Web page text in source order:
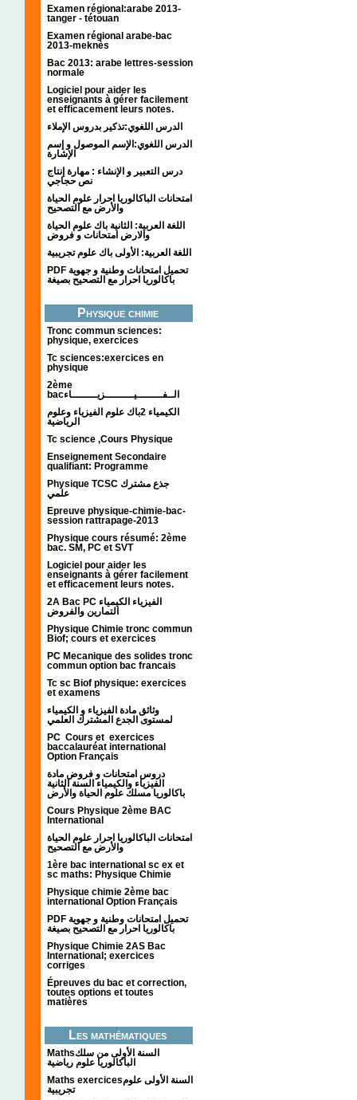
Examen régional:arabe 2013-
tanger - tétouan
Examen régional arabe-bac
2013-meknès
Bac 2013: arabe lettres-session
normale
Logiciel pour aider les
enseignants à gérer facilement
et efficacement leurs notes.
الدرس اللغوي:تذكير بدروس الإملاء
الدرس اللغوي:الإسم الموصول و إسم
الإشارة
درس التعبير و الإنشاء : مهارة إنتاج
نص حجاجي
امتحانات الباكالوريا احرار علوم الحياة
والأرض مع التصحيح
اللغة العربية: الثانية باك علوم الحياة
والارض امتحانات و فروض
اللغة العربية: الأولى باك علوم تجريبية
PDF تحميل امتحانات وطنية و جهوية
باكالوريا احرار مع التصحيح بصيغة
Physique chimie
Tronc commun sciences:
physique, exercices
Tc sciences:exercices en
physique
2ème
bacالــفــــــــيـــــــــزيــــــــاء
الكيمياء 2باك علوم الفيزياء وعلوم
الرياضية
Tc science ,Cours Physique
Enseignement Secondaire
qualifiant: Programme
Physique TCSC جذع مشترك
علمي
Epreuve physique-chimie-bac-
session rattrapage-2013
Physique cours résumé: 2ème
bac. SM, PC et SVT
Logiciel pour aider les
enseignants à gérer facilement
et efficacement leurs notes.
2A Bac PC الفيزياء الكيمياء
التمارين والفروض
Physique Chimie tronc commun
Biof; cours et exercices
PC Mecanique des solides tronc
commun option bac francais
Tc sc Biof physique: exercices
et examens
وثائق مادة الفيزياء و الكيمياء
PC Cours et exercices
baccalauréat international
Option Français
دروس امتحانات و فروض مادة
الفيزياء والكيمياء السنة الثانية
باكالوريا مسلك علوم الحياة والأرض
Cours Physique 2ème BAC
International
امتحانات الباكالوريا احرار علوم الحياة
والأرض مع التصحيح
1ère bac international sc ex et
sc maths: Physique Chimie
Physique chimie 2ème bac
international Option Français
PDF تحميل امتحانات وطنية و جهوية
باكالوريا احرار مع التصحيح بصيغة
Physique Chimie 2AS Bac
International; exercices
corriges
Épreuves du bac et correction,
toutes options et toutes
matières
Les mathématiques
Mathsالسنة الأولى من سلك
الباكالوريا علوم رياضية
Maths exercicesالسنة الأولى علوم
تجريبية